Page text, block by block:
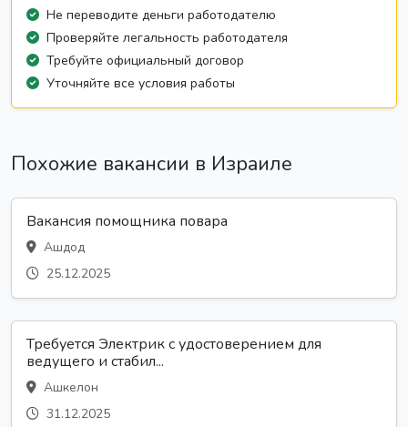
Не переводите деньги работодателю
Проверяйте легальность работодателя
Требуйте официальный договор
Уточняйте все условия работы
Похожие вакансии в Израиле
Вакансия помощника повара
Ашдод
25.12.2025
Требуется Электрик с удостоверением для
ведущего и стабил...
Ашкелон
31.12.2025